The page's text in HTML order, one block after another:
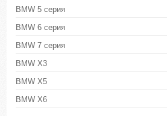
BMW 5 серия
BMW 6 серия
BMW 7 серия
BMW X3
BMW X5
BMW X6